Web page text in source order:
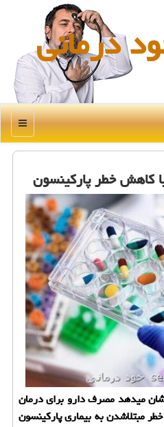
درمانی
منو
كاهش خطر پاركینسون
میدهد مصرف دارو برای درمان
مبتلاشدن به بیماری پارکینسون